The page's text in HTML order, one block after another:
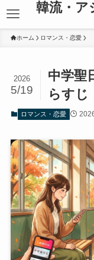
韓流・ア
ホーム ロマンス・恋愛
中学聖
らすじ
2026
5/19
ロマンス・恋愛